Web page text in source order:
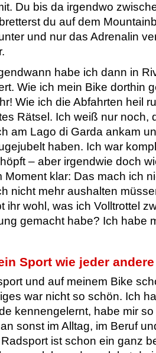
Du bis da irgendwo
du auf dem
und nur das Adrenalin
habe ich dann in
Wie ich mein Bike dorthin
Wie ich die Abfahrten heil
Rätsel. Ich weiß nur noch,
am Lago di Garda ankam
haben. Ich war
– aber irgendwie doch
Moment klar: Das mach ich
nicht mehr aushalten
ihr wohl, was ich Volltrottel
gemacht habe? Ich habe
Sport wie jeder andere
und auf meinem Bike
war nicht so schön. Ich
kennengelernt, habe mir
sonst im Alltag, im Beruf
ist schon ein ganz